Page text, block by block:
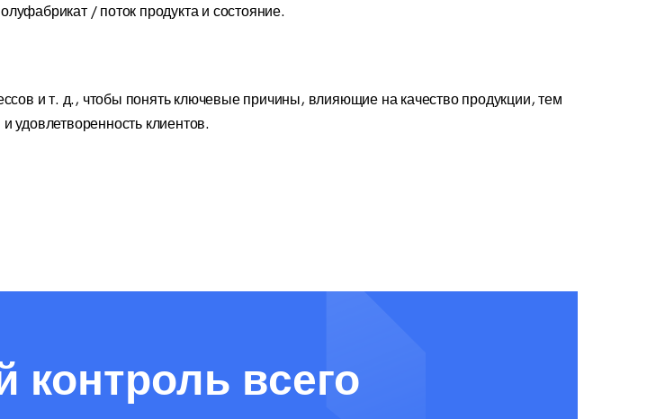
/ поток продукта и состояние.
и т. д., чтобы понять ключевые причины, влияющие на качество продукции, тем
удовлетворенность клиентов.
всего